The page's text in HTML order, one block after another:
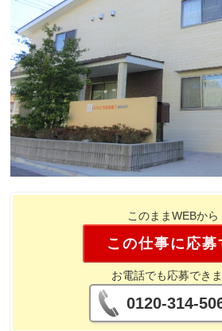
このままWEBから
この仕事に応募
お電話でも応募できま
0120-314-